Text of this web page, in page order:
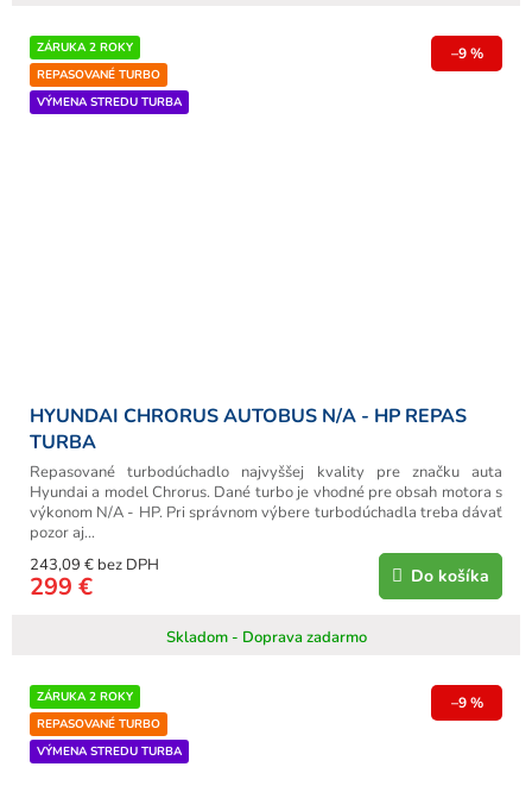
ZÁRUKA 2 ROKY
REPASOVANÉ TURBO
VÝMENA STREDU TURBA
–9 %
HYUNDAI CHRORUS AUTOBUS N/A - HP REPAS
TURBA
Skladom - Doprava zadarmo
243,09 € bez DPH
299 € Do košíka
Repasované turbodúchadlo najvyššej kvality pre značku auta
Hyundai a model Chrorus. Dané turbo je vhodné pre obsah motora s
výkonom N/A - HP. Pri správnom výbere turbodúchadla treba dávať
pozor aj...
ZÁRUKA 2 ROKY
REPASOVANÉ TURBO
VÝMENA STREDU TURBA
–9 %